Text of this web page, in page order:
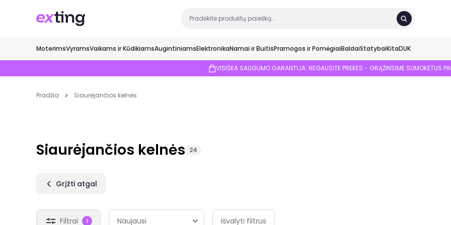
MoterimsVyramsVaikams ir KūdikiamsAugintiniamsElektronikaNamai ir BuitisPramogos ir PomėgiaiBaldaiStatybaiKitaDUK
VISIŠKA SAUGUMO GARANTIJA: NEGAUSITE PREKĖS - GRĄŽINSIME SUMOKĖTUS
Pradžia Siaurėjančios kelnės
Siaurėjančios kelnės 24
Grįžti atgal
Filtrai 1 Išvalyti filtrus